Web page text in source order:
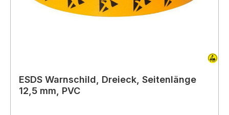
ESDS Warnschild, Dreieck, Seitenlänge
12,5 mm, PVC